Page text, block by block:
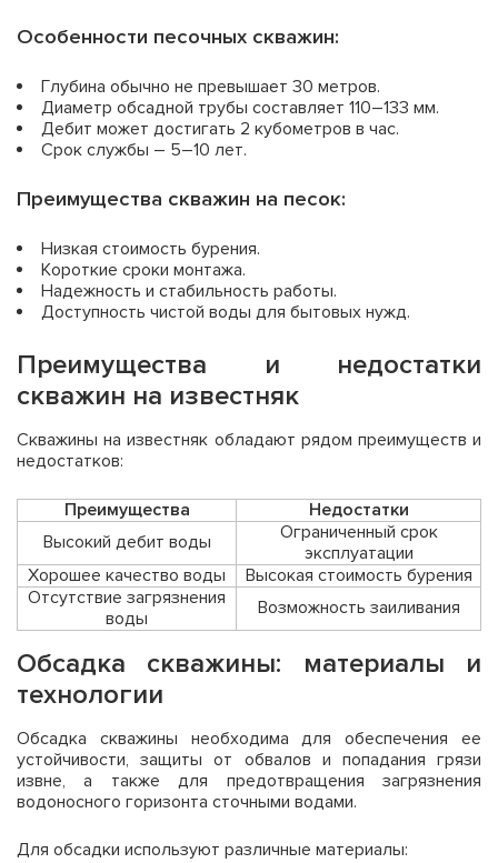
Особенности песочных скважин:
Глубина обычно не превышает 30 метров.
Диаметр обсадной трубы составляет 110–133 мм.
Дебит может достигать 2 кубометров в час.
Срок службы – 5–10 лет.
Преимущества скважин на песок:
Низкая стоимость бурения.
Короткие сроки монтажа.
Надежность и стабильность работы.
Доступность чистой воды для бытовых нужд.
Преимущества и недостатки
скважин на известняк
Скважины на известняк обладают рядом преимуществ и
недостатков:
Преимущества
Недостатки
Высокий дебит воды
Ограниченный срок
эксплуатации
Хорошее качество воды
Высокая стоимость бурения
Отсутствие загрязнения
воды
Возможность заиливания
Обсадка скважины: материалы и
технологии
Обсадка скважины необходима для обеспечения ее
устойчивости, защиты от обвалов и попадания грязи
извне, а также для предотвращения загрязнения
водоносного горизонта сточными водами.
Для обсадки используют различные материалы: